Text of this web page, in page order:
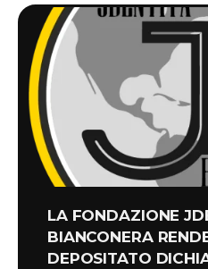
LA FONDAZIONE
BIANCONERA
DEPOSITATO